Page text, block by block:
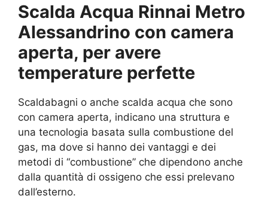
Scalda Acqua Rinnai Metro
Alessandrino con camera
aperta, per avere
temperature perfette
Scaldabagni o anche scalda acqua che sono
con camera aperta, indicano una struttura e
una tecnologia basata sulla combustione del
gas, ma dove si hanno dei vantaggi e dei
metodi di “combustione” che dipendono anche
dalla quantità di ossigeno che essi prelevano
dall’esterno.